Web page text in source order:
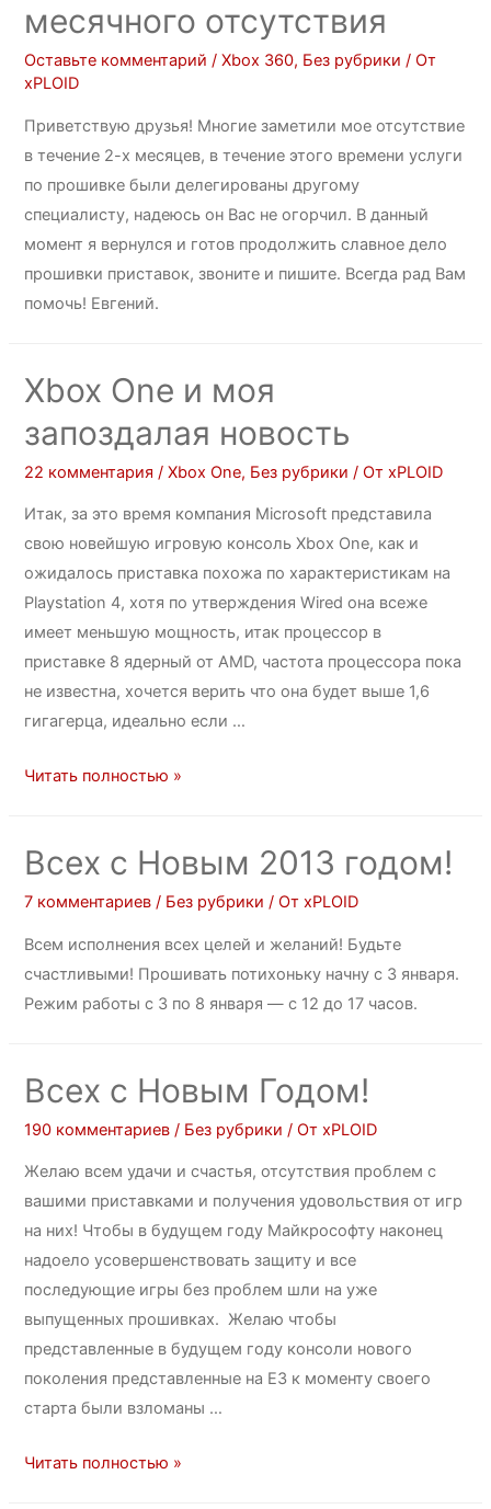
месячного отсутствия
Оставьте комментарий /Xbox 360, Без рубрики / От
xPLOID
Приветствую друзья! Многие заметили мое отсутствие
в течение 2-х месяцев, в течение этого времени услуги
по прошивке были делегированы другому
специалисту, надеюсь он Вас не огорчил. В данный
момент я вернулся и готов продолжить славное дело
прошивки приставок, звоните и пишите. Всегда рад Вам
помочь! Евгений.
Xbox One и моя
запоздалая новость
22 комментария /Xbox One, Без рубрики / ОтxPLOID
Итак, за это время компания Microsoft представила
свою новейшую игровую консоль Xbox One, как и
ожидалось приставка похожа по характеристикам на
Playstation 4, хотя по утверждения Wired она всеже
имеет меньшую мощность, итак процессор в
приставке 8 ядерный от AMD, частота процессора пока
не известна, хочется верить что она будет выше 1,6
гигагерца, идеально если …
Читать полностью »
Всех с Новым 2013 годом!
7 комментариев / Без рубрики / ОтxPLOID
Всем исполнения всех целей и желаний! Будьте
счастливыми! Прошивать потихоньку начну с 3 января.
Режим работы с 3 по 8 января — с 12 до 17 часов.
Всех с Новым Годом!
190 комментариев / Без рубрики / ОтxPLOID
Желаю всем удачи и счастья, отсутствия проблем с
вашими приставками и получения удовольствия от игр
на них! Чтобы в будущем году Майкрософту наконец
надоело усовершенствовать защиту и все
последующие игры без проблем шли на уже
выпущенных прошивках. Желаю чтобы
представленные в будущем году консоли нового
поколения представленные на E3 к моменту своего
старта были взломаны …
Читать полностью »